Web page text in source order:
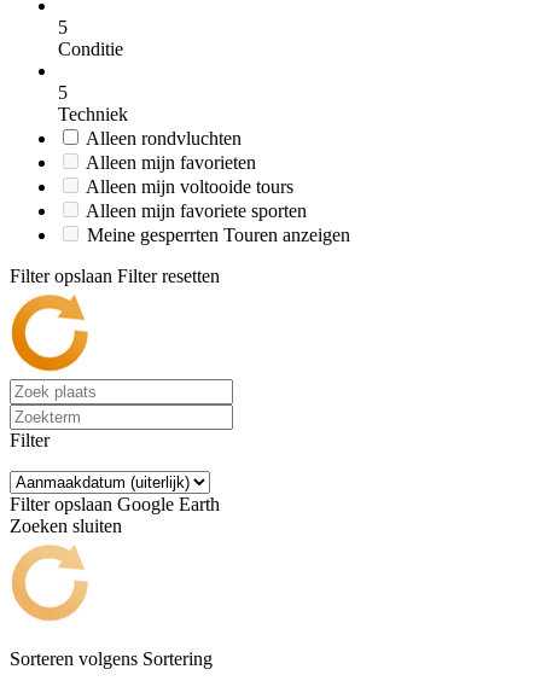
5
Conditie
5
Techniek
Alleen rondvluchten
Alleen mijn favorieten
Alleen mijn voltooide tours
Alleen mijn favoriete sporten
Meine gesperrten Touren anzeigen
Filter opslaan Filter resetten
Filter
Filter opslaan Google Earth
Zoeken sluiten
Sorteren volgens Sortering